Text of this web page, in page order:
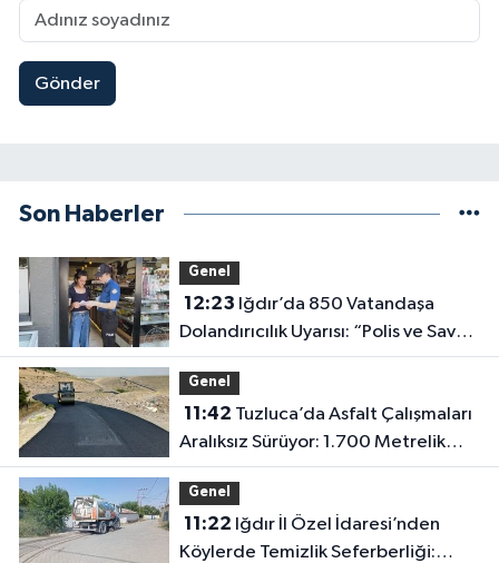
Gönder
Son Haberler
Genel
12:23
Dolandırıcılık Uyarısı: “Polis ve Savcı
Para İstemez”
Genel
11:42
Aralıksız Sürüyor: 1.700 Metrelik
Kısım Tamamlandı
Genel
11:22
Köylerde Temizlik Seferberliği: